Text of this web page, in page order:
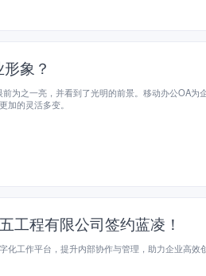
象？
为之一亮，并看到了光明的前景。移动办公OA为
加的灵活多变。
工程有限公司签约蓝凌！
化工作平台，提升内部协作与管理，助力企业高效